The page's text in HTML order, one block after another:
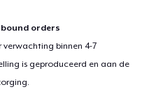
bound orders
verwachting binnen 4-7
is geproduceerd en aan de